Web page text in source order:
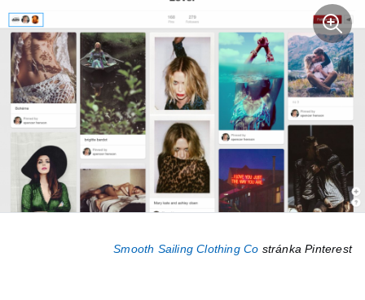
Smooth Sailing Clothing Co stránka Pinterest